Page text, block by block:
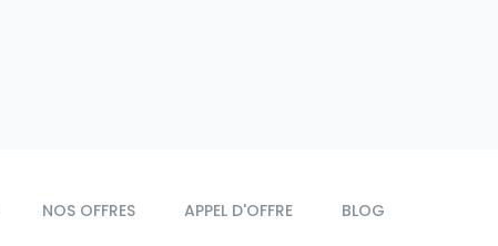
NOS OFFRES APPEL D'OFFRE BLOG